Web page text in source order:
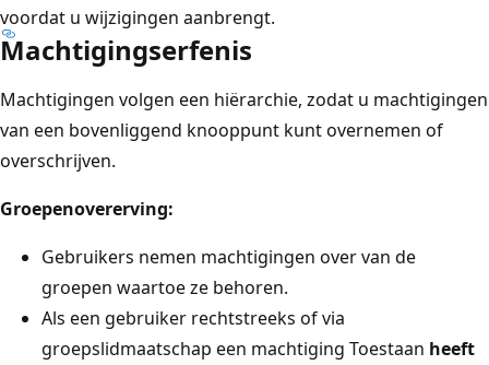
voordat u wijzigingen aanbrengt.
Machtigingserfenis
Machtigingen volgen een hiërarchie, zodat u machtigingen
van een bovenliggend knooppunt kunt overnemen of
overschrijven.
Groepenovererving:
Gebruikers nemen machtigingen over van de
groepen waartoe ze behoren.
Als een gebruiker rechtstreeks of via
groepslidmaatschap een machtiging Toestaan heeft